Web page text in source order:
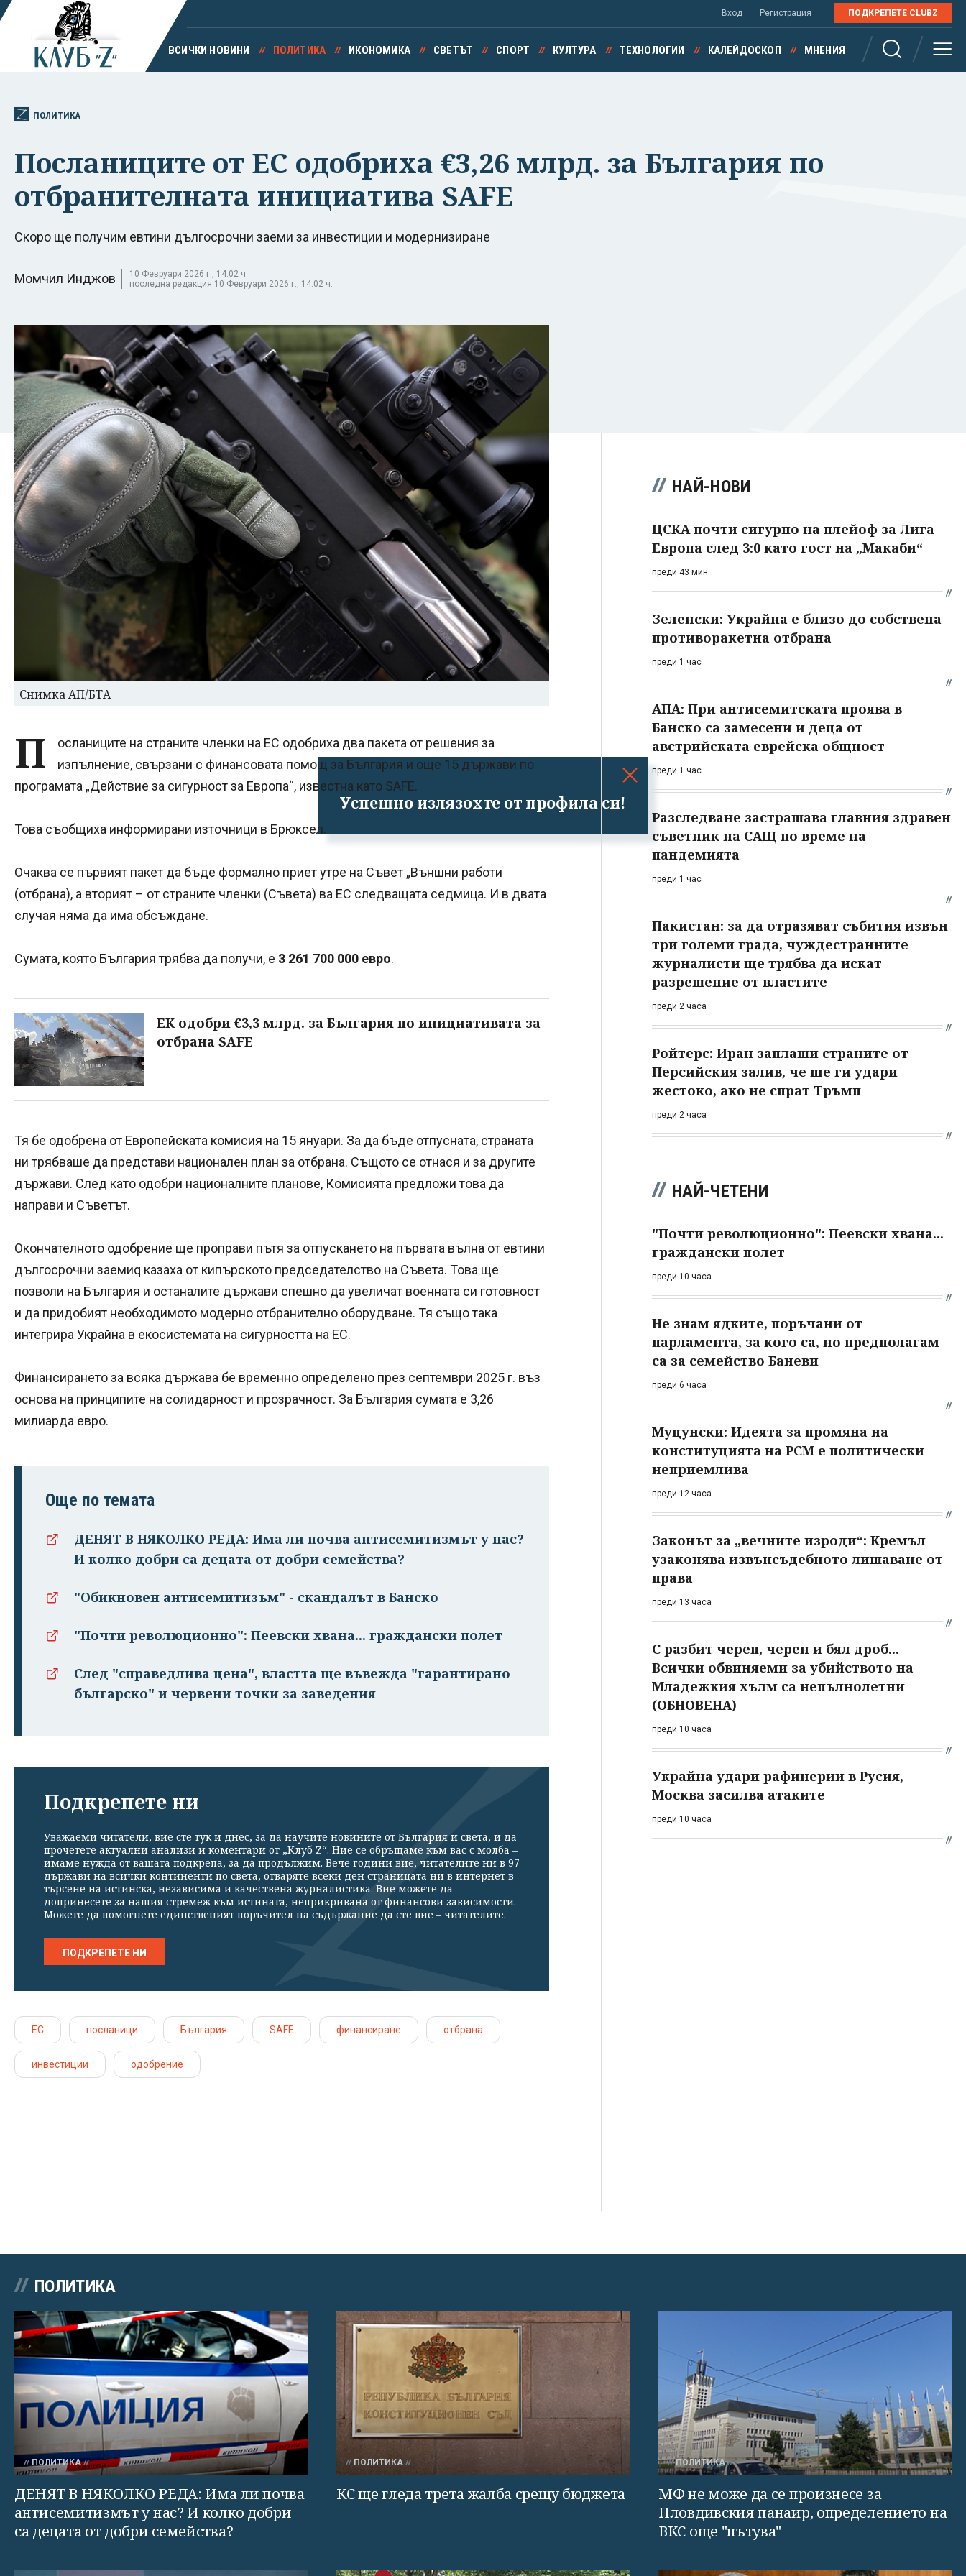
Успешно излязохте от профила си!
Вход Регистрация ПОДКРЕПЕТЕ CLUBZ
ВСИЧКИ НОВИНИ ПОЛИТИКА ИКОНОМИКА СВЕТЪТ СПОРТ КУЛТУРА ТЕХНОЛОГИИ КАЛЕЙДОСКОП МНЕНИЯ
ПОЛИТИКА
Посланиците от ЕС одобриха €3,26 млрд. за България по
отбранителната инициатива SAFE
Скоро ще получим евтини дългосрочни заеми за инвестиции и модернизиране
Момчил Инджов
10 Февруари 2026 г., 14:02 ч.
последна редакция 10 Февруари 2026 г., 14:02 ч.
Снимка АП/БТА
П
осланиците на страните членки на ЕС одобриха два пакета от решения за
изпълнение, свързани с финансовата помощ за България и още 15 държави по
програмата „Действие за сигурност за Европа“, известна като SAFE.
Това съобщиха информирани източници в Брюксел.
Очаква се първият пакет да бъде формално приет утре на Съвет „Външни работи
(отбрана), а вторият – от страните членки (Съвета) ва ЕС следващата седмица. И в двата
случая няма да има обсъждане.
Сумата, която България трябва да получи, е 3 261 700 000 евро.
ЕК одобри €3,3 млрд. за България по инициативата за
отбрана SAFE
Тя бе одобрена от Европейската комисия на 15 януари. За да бъде отпусната, страната
ни трябваше да представи национален план за отбрана. Същото се отнася и за другите
държави. След като одобри националните планове, Комисията предложи това да
направи и Съветът.
Окончателното одобрение ще проправи пътя за отпускането на първата вълна от евтини
дългосрочни заемиq казаха от кипърското председателство на Съвета. Това ще
позволи на България и останалите държави спешно да увеличат военната си готовност
и да придобият необходимото модерно отбранително оборудване. Тя също така
интегрира Украйна в екосистемата на сигурността на ЕС.
Финансирането за всяка държава бе временно определено през септември 2025 г. въз
основа на принципите на солидарност и прозрачност. За България сумата е 3,26
милиарда евро.
Още по темата
ДЕНЯТ В НЯКОЛКО РЕДА: Има ли почва антисемитизмът у нас?
И колко добри са децата от добри семейства?
"Обикновен антисемитизъм" - скандалът в Банско
"Почти революционно": Пеевски хвана... граждански полет
След "справедлива цена", властта ще въвежда "гарантирано
българско" и червени точки за заведения
Подкрепете ни
Уважаеми читатели, вие сте тук и днес, за да научите новините от България и света, и да
прочетете актуални анализи и коментари от „Клуб Z“. Ние се обръщаме към вас с молба –
имаме нужда от вашата подкрепа, за да продължим. Вече години вие, читателите ни в 97
държави на всички континенти по света, отваряте всеки ден страницата ни в интернет в
търсене на истинска, независима и качествена журналистика. Вие можете да
допринесете за нашия стремеж към истината, неприкривана от финансови зависимости.
Можете да помогнете единственият поръчител на съдържание да сте вие – читателите.
ПОДКРЕПЕТЕ НИ
ЕС посланици България SAFE финансиране отбрана
инвестиции одобрение
НАЙ-НОВИ
ЦСКА почти сигурно на плейоф за Лига
Европа след 3:0 като гост на „Макаби“
преди 43 мин
Зеленски: Украйна е близо до собствена
противоракетна отбрана
преди 1 час
АПА: При антисемитската проява в
Банско са замесени и деца от
австрийската еврейска общност
преди 1 час
Разследване застрашава главния здравен
съветник на САЩ по време на
пандемията
преди 1 час
Пакистан: за да отразяват събития извън
три големи града, чуждестранните
журналисти ще трябва да искат
разрешение от властите
преди 2 часа
Ройтерс: Иран заплаши страните от
Персийския залив, че ще ги удари
жестоко, ако не спрат Тръмп
преди 2 часа
НАЙ-ЧЕТЕНИ
"Почти революционно": Пеевски хвана...
граждански полет
преди 10 часа
Не знам ядките, поръчани от
парламента, за кого са, но предполагам
са за семейство Баневи
преди 6 часа
Муцунски: Идеята за промяна на
конституцията на РСМ е политически
неприемлива
преди 12 часа
Законът за „вечните изроди“: Кремъл
узаконява извънсъдебното лишаване от
права
преди 13 часа
С разбит череп, черен и бял дроб...
Всички обвиняеми за убийството на
Младежкия хълм са непълнолетни
(ОБНОВЕНА)
преди 10 часа
Украйна удари рафинерии в Русия,
Москва засилва атаките
преди 10 часа
ПОЛИТИКА
ПОЛИТИКА
ДЕНЯТ В НЯКОЛКО РЕДА: Има ли почва
антисемитизмът у нас? И колко добри
са децата от добри семейства?
ПОЛИТИКА
КС ще гледа трета жалба срещу бюджета
ПОЛИТИКА
МФ не може да се произнесе за
Пловдивския панаир, определението на
ВКС още "пътува"